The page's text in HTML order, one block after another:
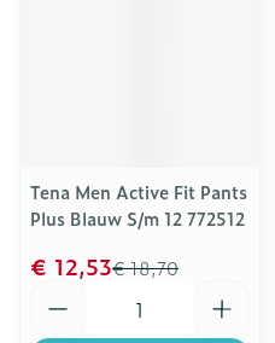
Tena Men Active Fit Pants
Plus Blauw S/m 12 772512
€ 18,70
€ 12,53